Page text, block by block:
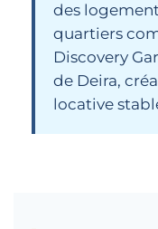
des
quartiers
Discovery
de Deira,
locative